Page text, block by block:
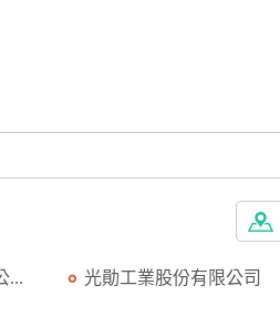
... 光勛工業股份有限公司